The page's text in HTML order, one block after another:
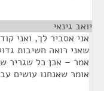
יואב גינאי
אני אסביר לך, ואני
שאני רואה חשיבות
אמר – אכן כל שגריר
אומר שאנחנו עושים